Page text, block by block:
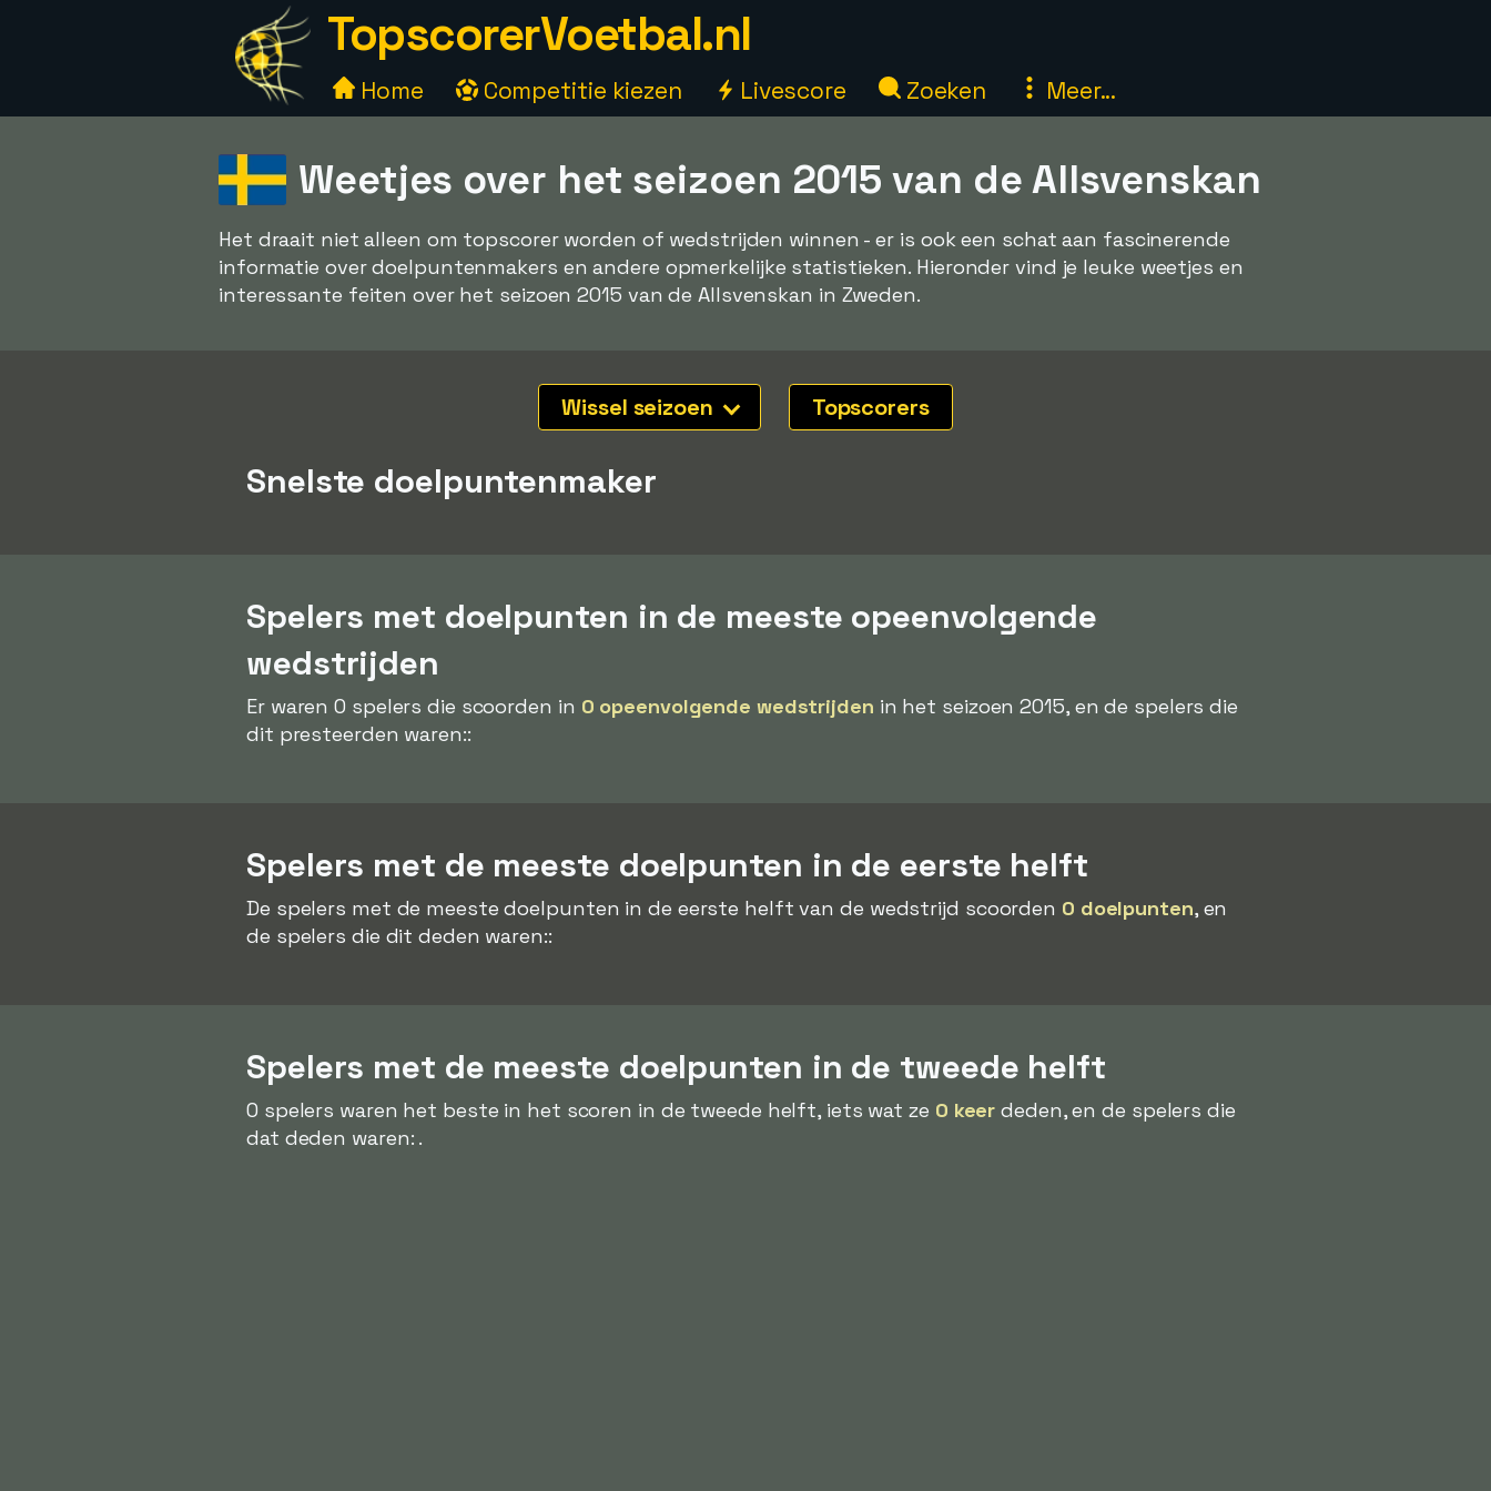
TopscorerVoetbal.nl
Home Competitie kiezen Livescore Zoeken Meer...
Weetjes over het seizoen 2015 van de Allsvenskan
Het draait niet alleen om topscorer worden of wedstrijden winnen - er is ook een schat aan fascinerende
informatie over doelpuntenmakers en andere opmerkelijke statistieken. Hieronder vind je leuke weetjes en
interessante feiten over het seizoen 2015 van de Allsvenskan in Zweden.
Wissel seizoen Topscorers
Snelste doelpuntenmaker
Spelers met doelpunten in de meeste opeenvolgende
wedstrijden
Er waren 0 spelers die scoorden in 0 opeenvolgende wedstrijden in het seizoen 2015, en de spelers die
dit presteerden waren::
Spelers met de meeste doelpunten in de eerste helft
De spelers met de meeste doelpunten in de eerste helft van de wedstrijd scoorden 0 doelpunten, en
de spelers die dit deden waren::
Spelers met de meeste doelpunten in de tweede helft
0 spelers waren het beste in het scoren in de tweede helft, iets wat ze 0 keer deden, en de spelers die
dat deden waren: .